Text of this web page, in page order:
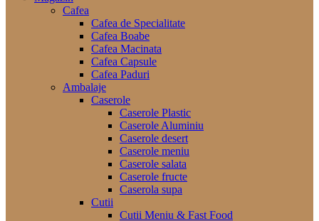
Cafea
Cafea de Specialitate
Cafea Boabe
Cafea Macinata
Cafea Capsule
Cafea Paduri
Ambalaje
Caserole
Caserole Plastic
Caserole Aluminiu
Caserole desert
Caserole meniu
Caserole salata
Caserole fructe
Caserola supa
Cutii
Cutii Meniu & Fast Food